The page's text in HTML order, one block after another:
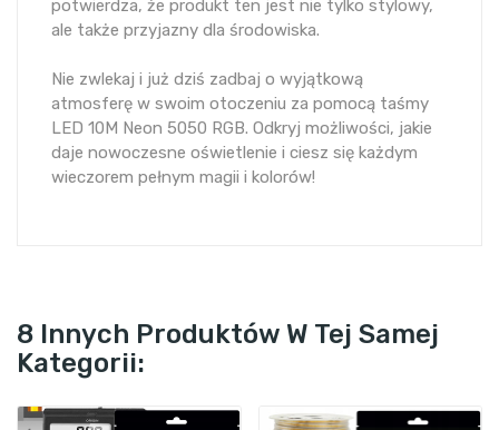
potwierdza, że produkt ten jest nie tylko stylowy,
ale także przyjazny dla środowiska.
Nie zwlekaj i już dziś zadbaj o wyjątkową
atmosferę w swoim otoczeniu za pomocą taśmy
LED 10M Neon 5050 RGB. Odkryj możliwości, jakie
daje nowoczesne oświetlenie i ciesz się każdym
wieczorem pełnym magii i kolorów!
8 Innych Produktów W Tej Samej
Kategorii: